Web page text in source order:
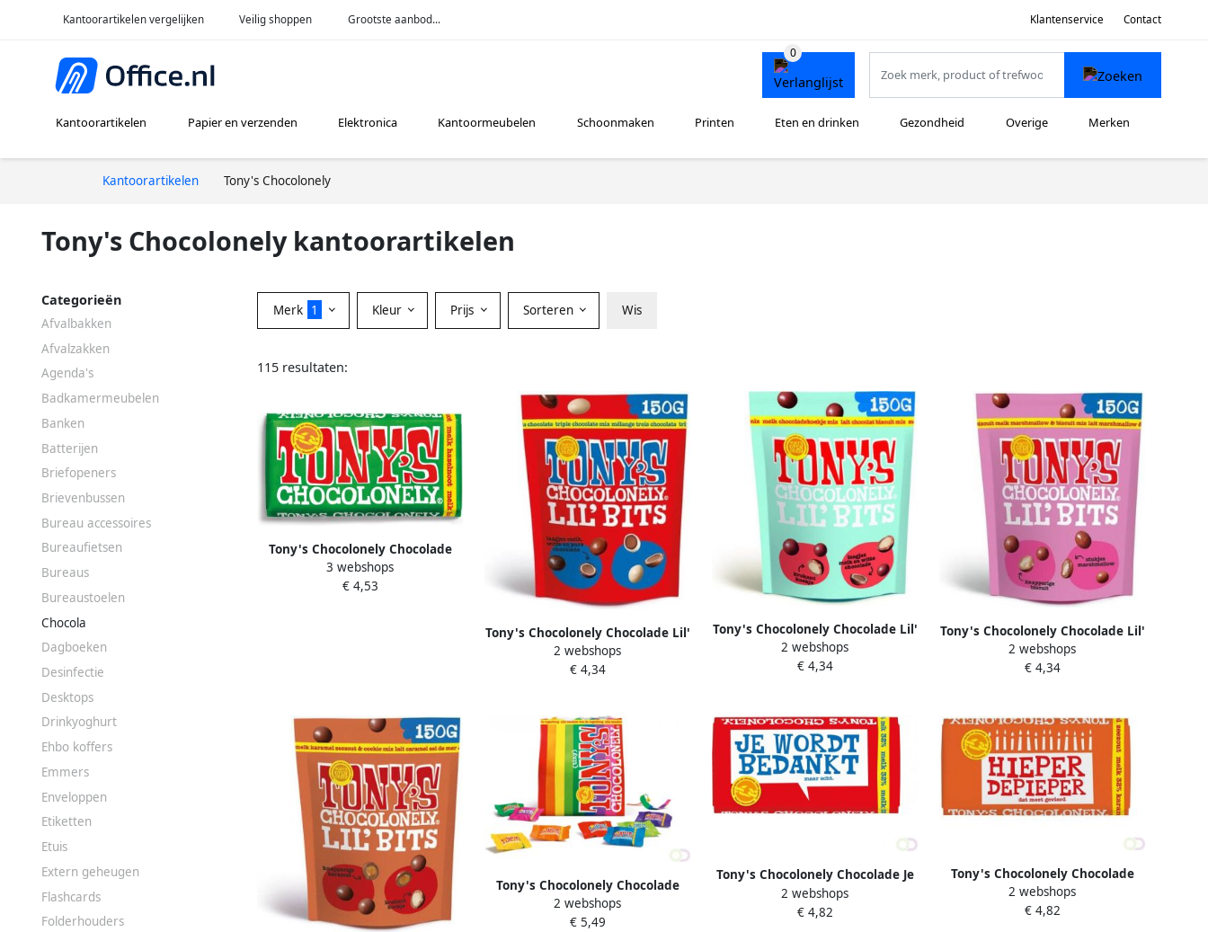
Kantoorartikelen vergelijken Veilig shoppen Grootste aanbod... Klantenservice Contact
Kantoorartikelen Papier en verzenden Elektronica Kantoormeubelen Schoonmaken Printen Eten en drinken Gezondheid Overige Merken
Kantoorartikelen Tony's Chocolonely
Tony's Chocolonely kantoorartikelen
Categorieën
Afvalbakken
Afvalzakken
Agenda's
Badkamermeubelen
Banken
Batterijen
Briefopeners
Brievenbussen
Bureau accessoires
Bureaufietsen
Bureaus
Bureaustoelen
Chocola
Dagboeken
Desinfectie
Desktops
Drinkyoghurt
Ehbo koffers
Emmers
Enveloppen
Etiketten
Etuis
Extern geheugen
Flashcards
Folderhouders
Merk 1 Kleur Prijs Sorteren Wis
115 resultaten:
Tony's Chocolonely Chocolade
melk hazelnoot 180 gram 1 stuk
3 webshops
€ 4,53
Tony's Chocolonely Chocolade Lil'
Bits triple chocolate 150 gram
2 webshops
€ 4,34
Tony's Chocolonely Chocolade Lil'
Bits melk koekje mix 150 gram
2 webshops
€ 4,34
Tony's Chocolonely Chocolade Lil'
Bits melk marshmallow & biscuit
150 gram
2 webshops
€ 4,34
Tony's Chocolonely Chocolade
Tonys Chocolonely Tiny Tony's
regenboog zak 135 gram 1 zak
2 webshops
€ 5,49
Tony's Chocolonely Chocolade Je
wordt bedankt Melk 180 gram
2 webshops
€ 4,82
Tony's Chocolonely Chocolade
reep 180gr melk karamel zeezout
"Hieper de pieper"
2 webshops
€ 4,82